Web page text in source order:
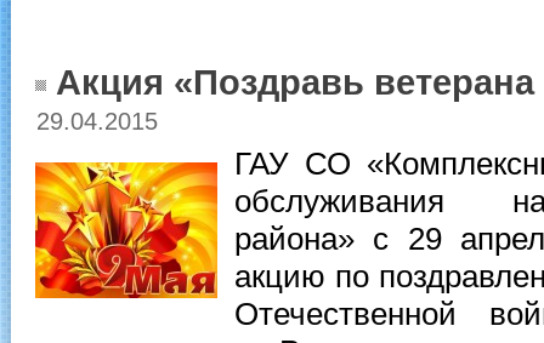
Акция «Поздравь ветерана
29.04.2015
ГАУ СО
обслуживания
района» с 29
акцию по
Отечественной